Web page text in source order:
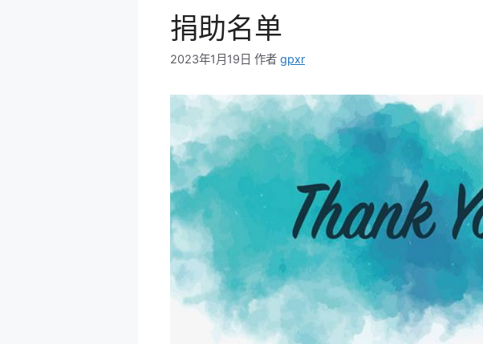
捐助名单
2023年1月19日 作者 gpxr